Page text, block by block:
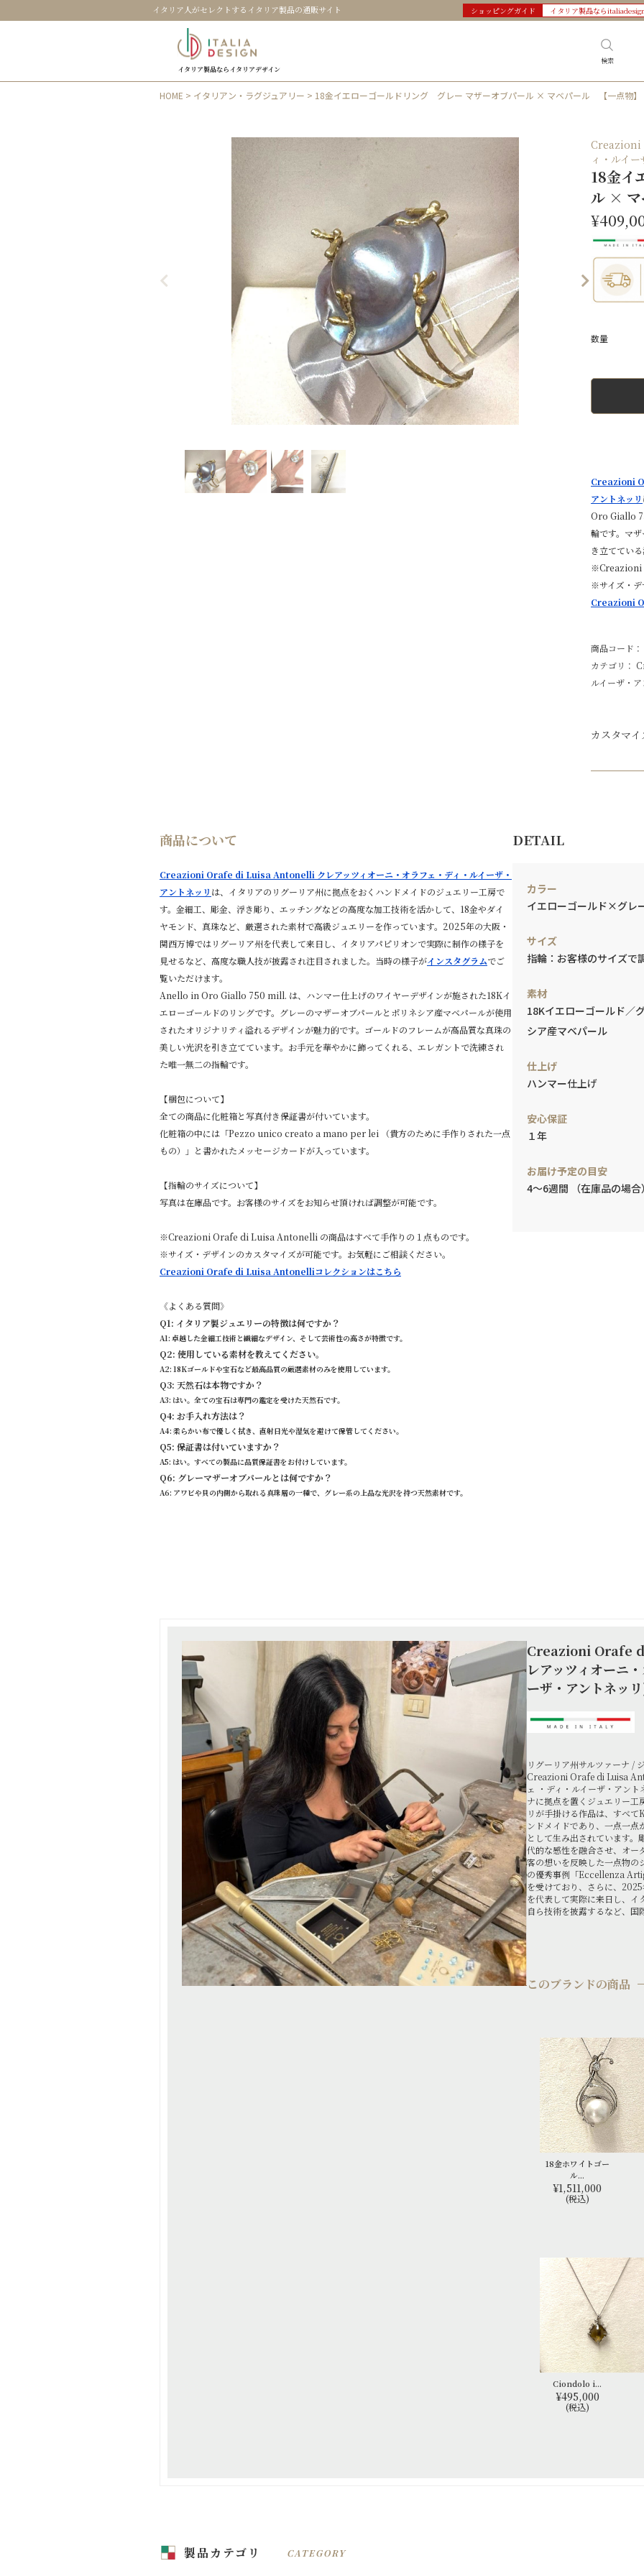
イタリア人がセレクトするイタリア製品の通販サイト ショッピングガイド イタリア製品なら
イタリア製品ならイタリアデザイン
検索
HOME > イタリアン・ラグジュアリー > 18金イエローゴールドリング グレー マザーオブパール × マベパール 【一点物】
Creazioni
ィ・ルイ
18金イ
ル × マ
Creazioni
アントネッリ
Oro Giallo
輪です。マ
き立ててい
※Creazioni
※サイズ・デ
Creazioni
商品コード
カテゴリ：
ルイーザ・
カスタマ
商品について
Creazioni Orafe di Luisa Antonelli クレアッツィオーニ・オラフェ・ディ・ルイーザ・
アントネッリ は、イタリアのリグーリア州に拠点をおくハンドメイドのジュエリー工房で
す。金細工、彫金、浮き彫り、エッチングなどの高度な加工技術を活かして、18金やダイ
ヤモンド、真珠など、厳選された素材で高級ジュエリーを作っています。2025年の大阪・
関西万博ではリグーリア州を代表して来日し、イタリアパピリオンで実際に制作の様子を
見せるなど、高度な職人技が披露され注目されました。当時の様子がインスタグラムでご
覧いただけます。
Anello in Oro Giallo 750 mill. は、ハンマー仕上げのワイヤーデザインが施された18Kイ
エローゴールドのリングです。グレーのマザーオブパールとポリネシア産マベパールが使用
されたオリジナリティ溢れるデザインが魅力的です。ゴールドのフレームが高品質な真珠の
美しい光沢を引き立てています。お手元を華やかに飾ってくれる、エレガントで洗練され
た唯一無二の指輪です。
【梱包について】
全ての商品に化粧箱と写真付き保証書が付いています。
化粧箱の中には「Pezzo unico creato a mano per lei （貴方のために手作りされた一点
もの）」と書かれたメッセージカードが入っています。
【指輪のサイズについて】
写真は在庫品です。お客様のサイズをお知らせ頂ければ調整が可能です。
※Creazioni Orafe di Luisa Antonelli の商品はすべて手作りの１点ものです。
※サイズ・デザインのカスタマイズが可能です。お気軽にご相談ください。
Creazioni Orafe di Luisa Antonelliコレクションはこちら
《よくある質問》
Q1: イタリア製ジュエリーの特徴は何ですか？
A1: 卓越した金細工技術と繊細なデザイン、そして芸術性の高さが特徴です。
Q2: 使用している素材を教えてください。
A2: 18Kゴールドや宝石など最高品質の厳選素材のみを使用しています。
Q3: 天然石は本物ですか？
A3: はい。全ての宝石は専門の鑑定を受けた天然石です。
Q4: お手入れ方法は？
A4: 柔らかい布で優しく拭き、直射日光や湿気を避けて保管してください。
Q5: 保証書は付いていますか？
A5: はい。すべての製品に品質保証書をお付けしています。
Q6: グレーマザーオブパールとは何ですか？
A6: アワビや貝の内側から取れる真珠層の一種で、グレー系の上品な光沢を持つ天然素材です。
DETAIL
カラー
イエローゴールド×グレ
サイズ
指輪：お客様のサイズで
素材
18Kイエローゴールド／
シア産マベパール
仕上げ
ハンマー仕上げ
安心保証
１年
お届け予定の目安
4～6週間 （在庫品の場合）
Creazioni Orafe
レアッツィオーニ
ーザ・アントネッ
リグーリア州サルツァーナ /
Creazioni Orafe di Luisa
ェ ・ディ・ルイーザ・アン
ナに拠点を置くジュエリー工
リが手掛ける作品は、すべ
ンドメイドであり、一点一点
として生み出されています。
代的な感性を融合させ、オー
客の想いを反映した一点物の
の優秀事例「Eccellenza
を受けており、さらに、
を代表して実際に来日し、イ
自ら技術を披露するなど、国
このブランドの商品
18金ホワイトゴー
ル...
¥1,511,000
(税込)
Ciondolo i...
¥495,000
(税込)
製品カテゴリ CATEGORY